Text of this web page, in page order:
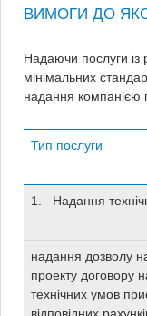
ВИМОГИ ДО
Надаючи послуги із
мінімальних
надання компанією
Тип послуги
1. Надання
надання дозволу
проекту договору
технічних умов